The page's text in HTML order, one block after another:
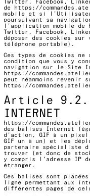
Twitter, Facebook,
de
https://
mobile et si
poursuivant sa
l’application mobile de
Twitter, Facebook,
déposer des cookies
téléphone portable).
Ces types de cookies ne
condition que vous y
navigation sur le Site
https://
peut néanmoins revenir
https://
Article 9.2.
INTERNET
https://
des balises Internet
d’action, GIF à un
GIF un à un) et les
partenaire spécialiste
trouver (et donc de
y compris l’adresse IP
étranger.
Ces balises sont
ligne permettant aux
différentes pages de